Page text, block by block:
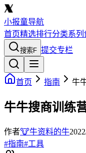
小报童导航
首页精选排行分类系列
搜索F 提交专栏
首页 指南 牛
牛牛搜商训练
作者🐮牛资料的牛
#指南#工具